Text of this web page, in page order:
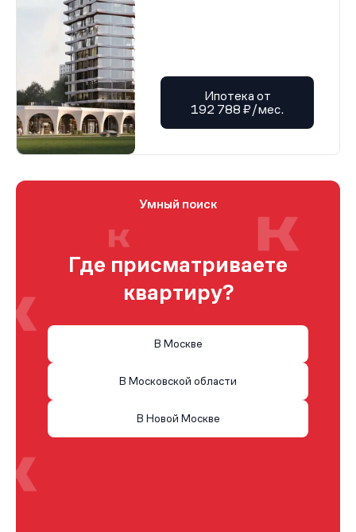
Ипотека от
192 788 ₽/мес.
Умный поиск
Где присматриваете
квартиру?
В Москве
В Московской области
В Новой Москве